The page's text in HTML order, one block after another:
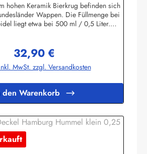
hohen Keramik Bierkrug befinden sich
Wappen. Die Füllmenge bei
liegt etwa bei 500 ml / 0,5 Liter.
Geschäftspartnern oder als
den USA.Natürlich erfreuen sich auch
& Beschenkte an einen schönen
3627389 Fintelinfo@menk-souvenirs.de
Regulärer Preis:
32,90 €
MwSt. zzgl. Versandkosten
den Warenkorb